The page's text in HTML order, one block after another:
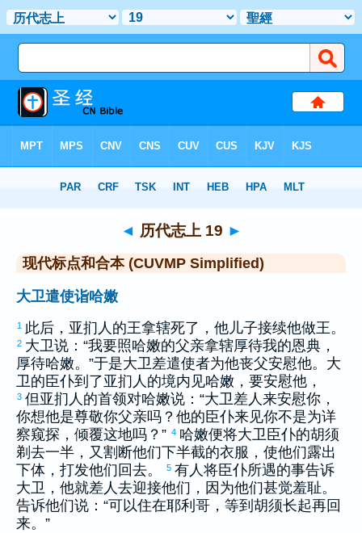
> 历代志上 19
◄ 历代志上 19 ►
现代标点和合本 (CUVMP Simplified)
大卫遣使诣哈嫩
1 此后， 亚扪 人的王拿辖死了，他儿子接续他做王。
2 大卫说：“我要照哈嫩的父亲拿辖厚待我的恩典，
厚待哈嫩。”于是大卫差遣使者为他丧父安慰他。 大
卫的臣仆到了亚扪 人的境内见哈嫩 ，要安慰他，
3 但亚扪 人的首领对哈嫩说：“大卫差人来安慰你，
你想他是尊敬你父亲吗？他的臣仆来见你不是为详
察窥探，倾覆这地吗？” 4 哈嫩便将大卫臣仆的胡须
剃去一半，又割断他们下半截的衣服，使他们露出
下体，打发他们回去。
5 有人将臣仆所遇的事告诉
大卫 ，他就差人去迎接他们，因为他们甚觉羞耻。
告诉他们说：“可以住在耶利哥 ，等到胡须长起再回
来。”